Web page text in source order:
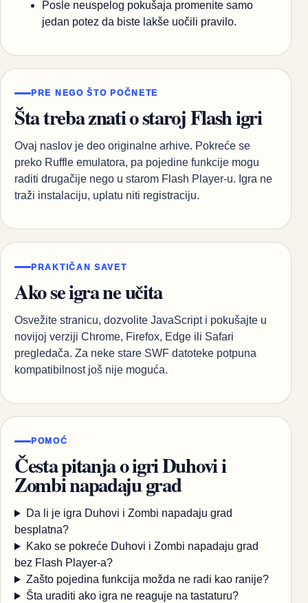
Posle neuspelog pokušaja promenite samo
jedan potez da biste lakše uočili pravilo.
PRE NEGO ŠTO POČNETE
Šta treba znati o staroj Flash igri
Ovaj naslov je deo originalne arhive. Pokreće se
preko Ruffle emulatora, pa pojedine funkcije mogu
raditi drugačije nego u starom Flash Player-u. Igra ne
traži instalaciju, uplatu niti registraciju.
PRAKTIČAN SAVET
Ako se igra ne učita
Osvežite stranicu, dozvolite JavaScript i pokušajte u
novijoj verziji Chrome, Firefox, Edge ili Safari
pregledača. Za neke stare SWF datoteke potpuna
kompatibilnost još nije moguća.
POMOĆ
Česta pitanja o igri Duhovi i
Zombi napadaju grad
Da li je igra Duhovi i Zombi napadaju grad
besplatna?
Kako se pokreće Duhovi i Zombi napadaju grad
bez Flash Player-a?
Zašto pojedina funkcija možda ne radi kao ranije?
Šta uraditi ako igra ne reaguje na tastaturu?